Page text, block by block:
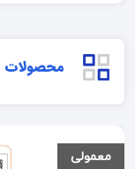
محصولات
معمولی